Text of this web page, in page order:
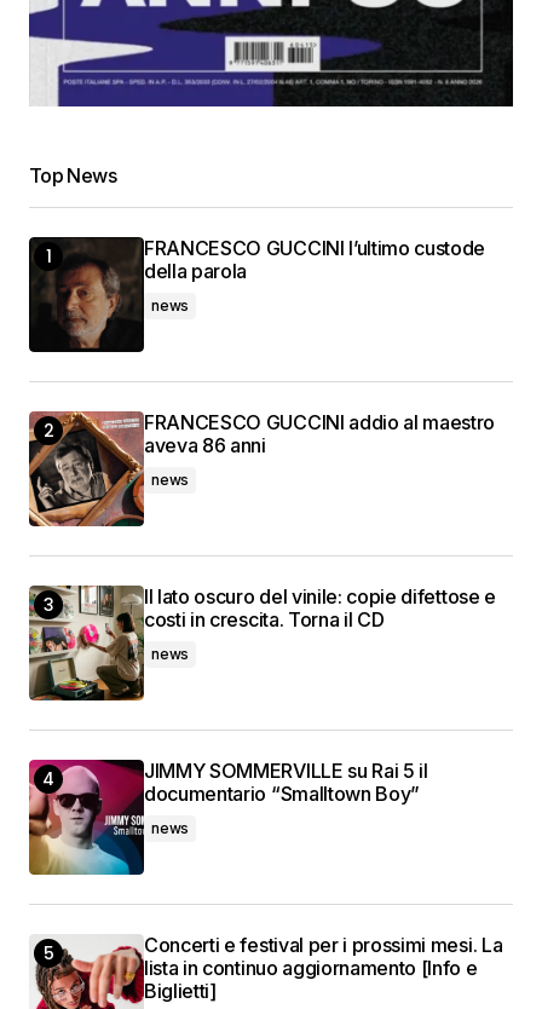
Top News
FRANCESCO GUCCINI l’ultimo custode
della parola
news
FRANCESCO GUCCINI addio al maestro
aveva 86 anni
news
Il lato oscuro del vinile: copie difettose e
costi in crescita. Torna il CD
news
JIMMY SOMMERVILLE su Rai 5 il
documentario “Smalltown Boy”
news
Concerti e festival per i prossimi mesi. La
lista in continuo aggiornamento [Info e
Biglietti]